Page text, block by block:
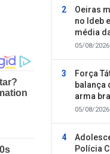
Oeiras
no Ideb
média
05/08/
Força
balança
arma
Oeiras
05/08/
Polícia